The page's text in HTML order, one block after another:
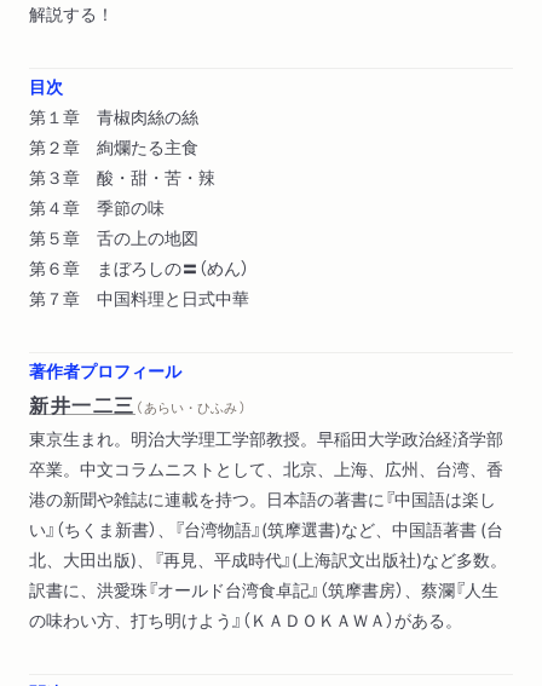
解説する！
目次
第１章 青椒肉絲の絲
第２章 絢爛たる主食
第３章 酸・甜・苦・辣
第４章 季節の味
第５章 舌の上の地図
第６章 まぼろしの〓（めん）
第７章 中国料理と日式中華
著作者プロフィール
新井一二三 （ あらい・ひふみ ）
東京生まれ。明治大学理工学部教授。早稲田大学政治経済学部
卒業。中文コラムニストとして、北京、上海、広州、台湾、香
港の新聞や雑誌に連載を持つ。日本語の著書に『中国語は楽し
い』（ちくま新書）、『台湾物語』(筑摩選書)など、中国語著書 (台
北、大田出版)、『再見、平成時代』(上海訳文出版社)など多数。
訳書に、洪愛珠『オールド台湾食卓記』（筑摩書房）、蔡瀾『人生
の味わい方、打ち明けよう』（ＫＡＤＯＫＡＷＡ）がある。